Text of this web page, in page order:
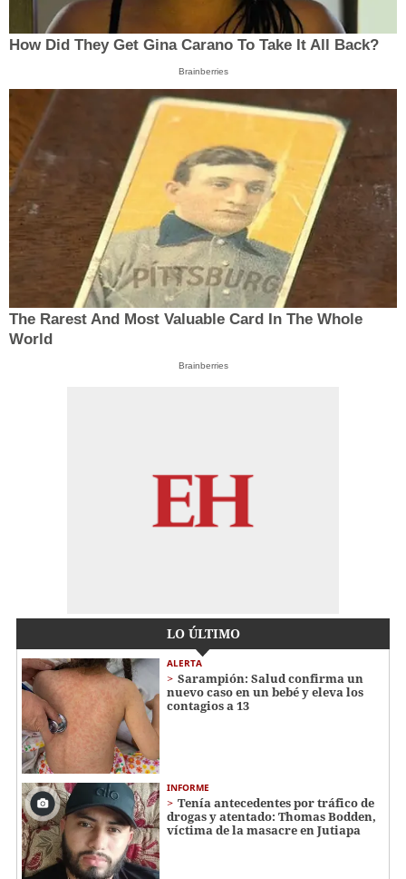
How Did They Get Gina Carano To Take It All Back?
Brainberries
The Rarest And Most Valuable Card In The Whole
World
Brainberries
LO ÚLTIMO
ALERTA
Sarampión: Salud confirma un
nuevo caso en un bebé y eleva los
contagios a 13
INFORME
Tenía antecedentes por tráfico de
drogas y atentado: Thomas Bodden,
víctima de la masacre en Jutiapa